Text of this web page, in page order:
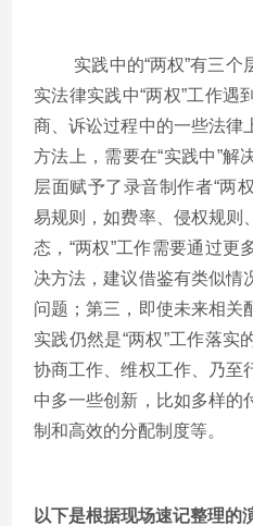
实践中的“两权”有三
实法律实践中“两权”工作遇
商、诉讼过程中的一些法律
方法上，需要在“实践中”解
层面赋予了录音制作者“两
易规则，如费率、侵权规则
态，“两权”工作需要通过更
决方法，建议借鉴有类似情
问题；第三，即使未来相关
实践仍然是“两权”工作落实
协商工作、维权工作、乃至
中多一些创新，比如多样的
制和高效的分配制度等。
以下是根据现场速记整理的